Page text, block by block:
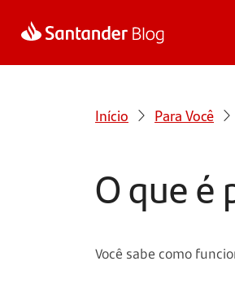
Início Para Você
O que é
Você sabe como